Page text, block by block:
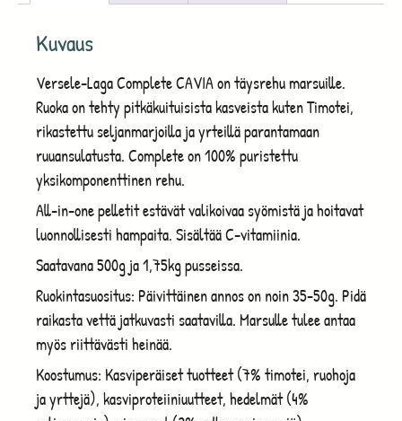
Kuvaus
Versele-Laga Complete CAVIA on täysrehu marsuille.
Ruoka on tehty pitkäkuituisista kasveista kuten Timotei,
rikastettu seljanmarjoilla ja yrteillä parantamaan
ruuansulatusta. Complete on 100% puristettu
yksikomponenttinen rehu.
All-in-one pelletit estävät valikoivaa syömistä ja hoitavat
luonnollisesti hampaita. Sisältää C-vitamiinia.
Saatavana 500g ja 1,75kg pusseissa.
Ruokintasuositus: Päivittäinen annos on noin 35-50g. Pidä
raikasta vettä jatkuvasti saatavilla. Marsulle tulee antaa
myös riittävästi heinää.
Koostumus: Kasviperäiset tuotteet (7% timotei, ruohoja
ja yrttejä), kasviproteiiniuutteet, hedelmät (4%